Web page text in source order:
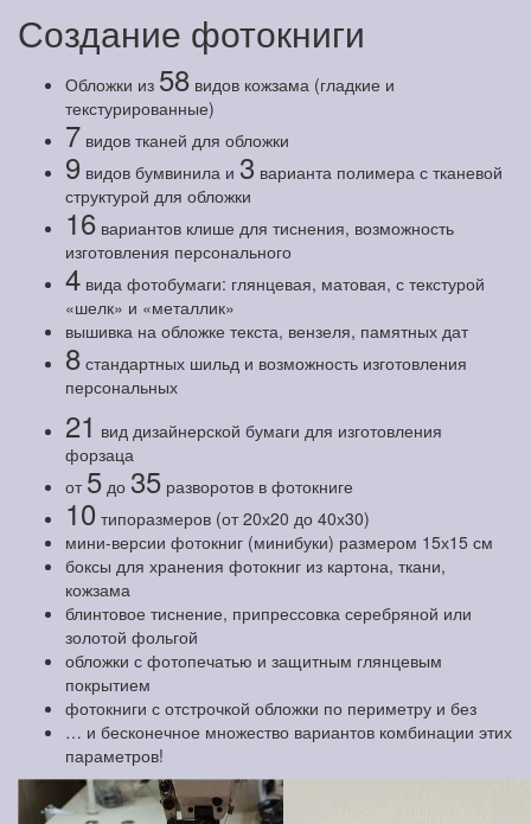
Создание фотокниги
Обложки из 58 видов кожзама (гладкие и
текстурированные)
7 видов тканей для обложки
9 видов бумвинила и 3 варианта полимера с тканевой
структурой для обложки
16 вариантов клише для тиснения, возможность
изготовления персонального
4 вида фотобумаги: глянцевая, матовая, с текстурой
«шелк» и «металлик»
вышивка на обложке текста, вензеля, памятных дат
8 стандартных шильд и возможность изготовления
персональных
21 вид дизайнерской бумаги для изготовления
форзаца
от 5 до 35 разворотов в фотокниге
10 типоразмеров (от 20х20 до 40х30)
мини-версии фотокниг (минибуки) размером 15х15 см
боксы для хранения фотокниг из картона, ткани,
кожзама
блинтовое тиснение, припрессовка серебряной или
золотой фольгой
обложки с фотопечатью и защитным глянцевым
покрытием
фотокниги с отстрочкой обложки по периметру и без
… и бесконечное множество вариантов комбинации этих
параметров!